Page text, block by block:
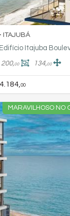
ITAJUBÁ
200,00 134,00
00
MARAVILHOSO NO